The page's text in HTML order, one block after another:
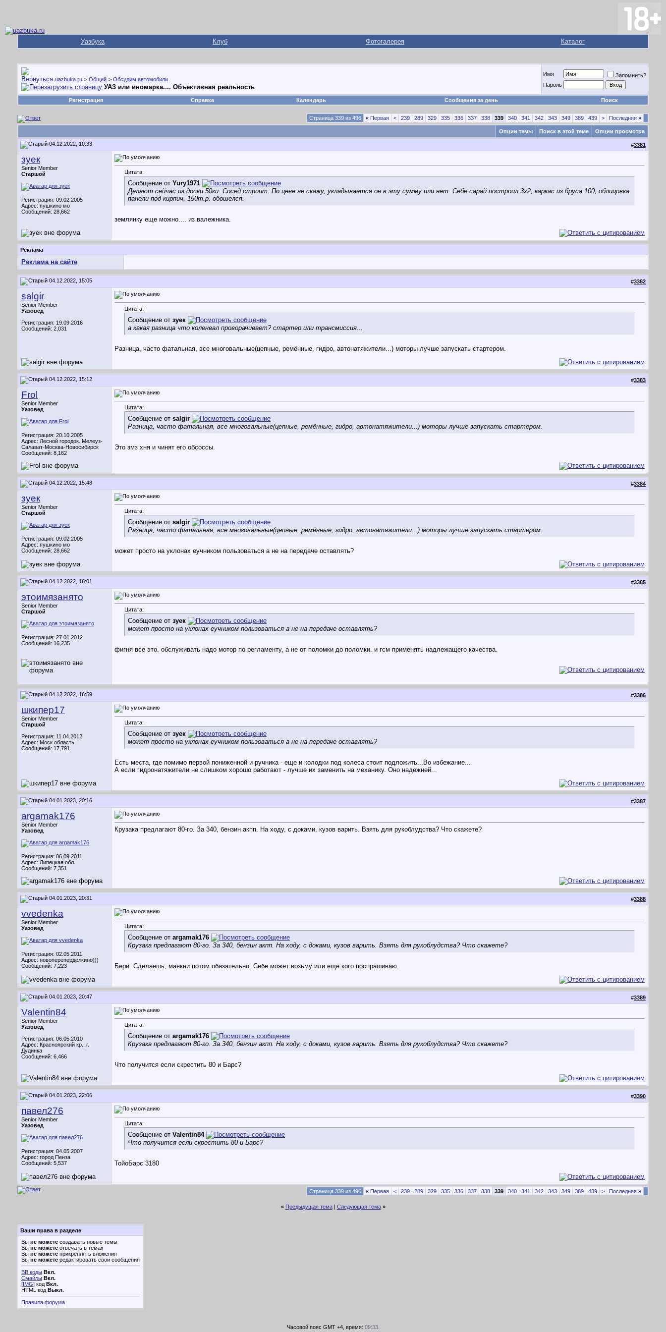
Уазбука Клуб Фотогалерея Каталог
uazbuka.ru > Общий > Обсудим автомобили
УАЗ или иномарка.... Объективная реальность
Имя
Запомнить?
Пароль
Регистрация Справка Календарь Сообщения за день Поиск
Страница 339 из 496 « Первая < 239 289 329 335 336 337 338 339 340 341 342 343 349 389 439 > Последняя »
Опции темы Поиск в этой теме Опции просмотра
04.12.2022, 10:33 #3381
зуек
Senior Member
Старшой
Регистрация: 09.02.2005
Адрес: пушкино мо
Сообщений: 28,662
Цитата:
Сообщение от Yury1971
Делают сейчас из доски 50ки. Сосед строит. По цене не скажу, укладывается он в эту сумму или нет. Себе сарай построил,3х2, каркас из бруса 100, облицовка
панели под кирпич, 150т.р. обошелся.
землянку еще можно.... из валежника.
Реклама
Реклама на сайте
04.12.2022, 15:05 #3382
salgir
Senior Member
Уазовед
Регистрация: 19.09.2016
Сообщений: 2,031
Цитата:
Сообщение от зуек
а какая разница что коленвал проворачивает? стартер или трансмиссия...
Разница, часто фатальная, все многовальные(цепные, ремённые, гидро, автонатяжители...) моторы лучше запускать стартером.
04.12.2022, 15:12 #3383
Frol
Senior Member
Уазовед
Регистрация: 20.10.2005
Адрес: Лесной городок. Мелеуз-
Салават-Москва-Новосибирск
Сообщений: 8,162
Цитата:
Сообщение от salgir
Разница, часто фатальная, все многовальные(цепные, ремённые, гидро, автонатяжители...) моторы лучше запускать стартером.
Это змз хня и чинят его обсоссы.
04.12.2022, 15:48 #3384
зуек
Senior Member
Старшой
Регистрация: 09.02.2005
Адрес: пушкино мо
Сообщений: 28,662
Цитата:
Сообщение от salgir
Разница, часто фатальная, все многовальные(цепные, ремённые, гидро, автонатяжители...) моторы лучше запускать стартером.
может просто на уклонах еучником пользоваться а не на передаче оставлять?
04.12.2022, 16:01 #3385
этоимязанято
Senior Member
Старшой
Регистрация: 27.01.2012
Сообщений: 16,235
Цитата:
Сообщение от зуек
может просто на уклонах еучником пользоваться а не на передаче оставлять?
фигня все это. обслуживать надо мотор по регламенту, а не от поломки до поломки. и гсм применять надлежащего качества.
04.12.2022, 16:59 #3386
шкипер17
Senior Member
Старшой
Регистрация: 11.04.2012
Адрес: Моск область.
Сообщений: 17,791
Цитата:
Сообщение от зуек
может просто на уклонах еучником пользоваться а не на передаче оставлять?
Есть места, где помимо первой пониженной и ручника - еще и колодки под колеса стоит подложить...Во избежание...
А если гидронатяжители не слишком хорошо работают - лучше их заменить на механику. Оно надежней...
04.01.2023, 20:16 #3387
argamak176
Senior Member
Уазовед
Регистрация: 06.09.2011
Адрес: Липецкая обл.
Сообщений: 7,351
Крузака предлагают 80-го. За 340, бензин акпп. На ходу, с доками, кузов варить. Взять для рукоблудства? Что скажете?
04.01.2023, 20:31 #3388
vvedenka
Senior Member
Уазовед
Регистрация: 02.05.2011
Адрес: новопереперделкино)))
Сообщений: 7,223
Цитата:
Сообщение от argamak176
Крузака предлагают 80-го. За 340, бензин акпп. На ходу, с доками, кузов варить. Взять для рукоблудства? Что скажете?
Бери. Сделаешь, маякни потом обязательно. Себе может возьму или ещё кого поспрашиваю.
04.01.2023, 20:47 #3389
Valentin84
Senior Member
Уазовед
Регистрация: 06.05.2010
Адрес: Красноярский кр., г.
Дудинка
Сообщений: 6,466
Цитата:
Сообщение от argamak176
Крузака предлагают 80-го. За 340, бензин акпп. На ходу, с доками, кузов варить. Взять для рукоблудства? Что скажете?
Что получится если скрестить 80 и Барс?
04.01.2023, 22:06 #3390
павел276
Senior Member
Уазовед
Регистрация: 04.05.2007
Адрес: город Пенза
Сообщений: 5,537
Цитата:
Сообщение от Valentin84
Что получится если скрестить 80 и Барс?
ТойоБарс 3180
Страница 339 из 496 « Первая < 239 289 329 335 336 337 338 339 340 341 342 343 349 389 439 > Последняя »
« Предыдущая тема| Следующая тема »
Ваши права в разделе
Вы не можете создавать новые темы
Вы не можете отвечать в темах
Вы не можете прикреплять вложения
Вы не можете редактировать свои сообщения
BB коды Вкл.
Смайлы Вкл.
[IMG] код Вкл.
HTML код Выкл.
Правила форума
Часовой пояс GMT +4, время: 09:33.